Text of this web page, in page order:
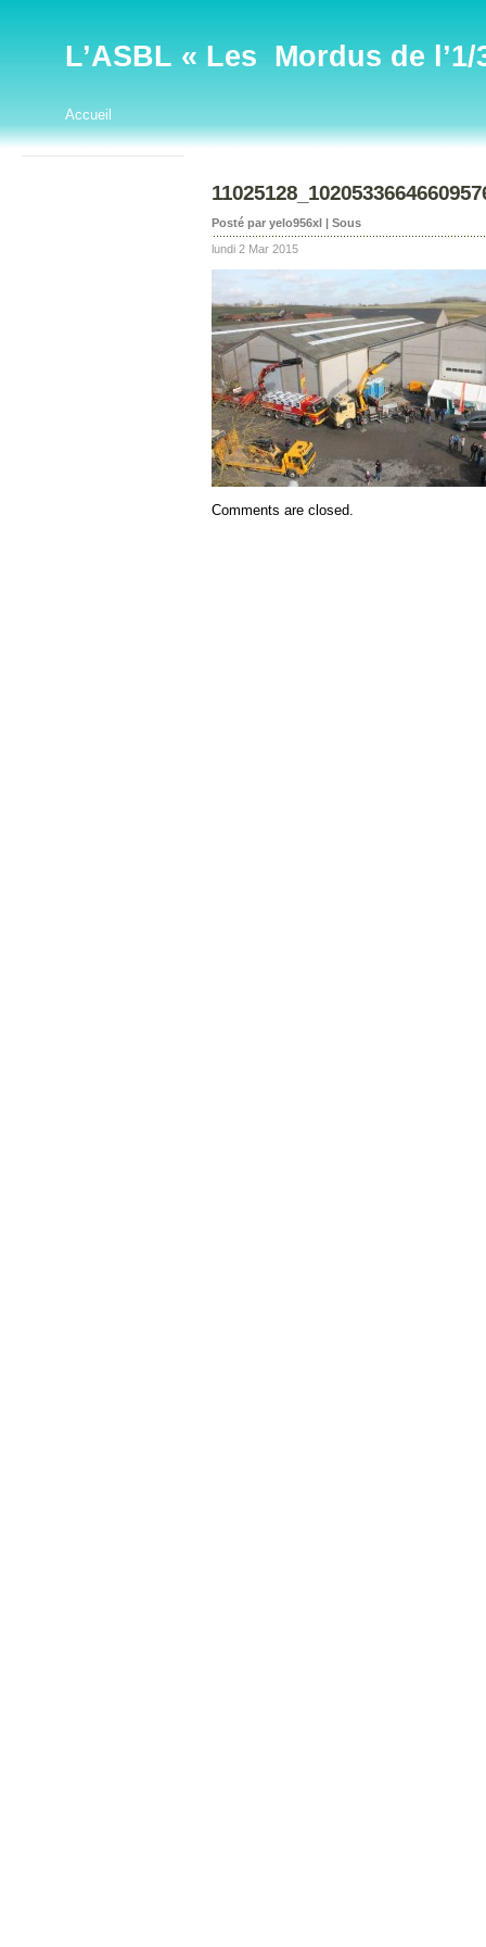
L’ASBL « Les Mordus de l’1/
Accueil
Posté par yelo956xl | Sous
lundi 2 Mar 2015
Comments are closed.